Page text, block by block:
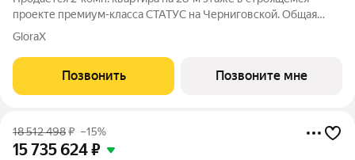
проекте премиум-класса СТАТУС на Черниговской. Общая
площадь лота составляет 55,29 кв. м, из которых 22,77 кв. м
квартиры - 533.
GloraX
Позвонить Позвоните мне
18 512 498₽ –15%
15 735 624₽